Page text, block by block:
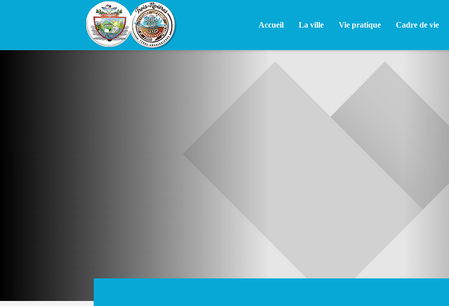
Accueil La ville Vie pratique Cadre de vie